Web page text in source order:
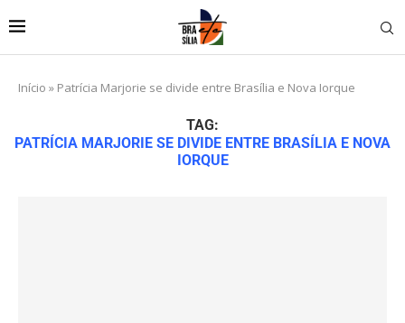
Início » Patrícia Marjorie se divide entre Brasília e Nova Iorque
TAG:
PATRÍCIA MARJORIE SE DIVIDE ENTRE BRASÍLIA E NOVA
IORQUE